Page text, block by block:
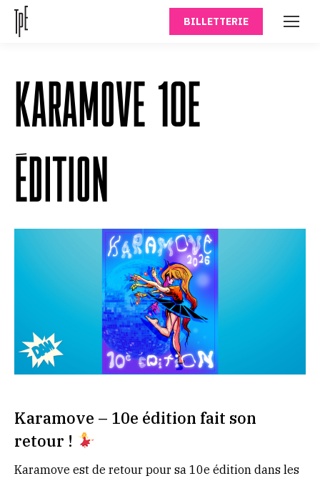
BILLETTERIE
KARAMOVE 10E
ÉDITION
Karamove – 10e édition fait son
retour !
Karamove est de retour pour sa 10e édition dans les